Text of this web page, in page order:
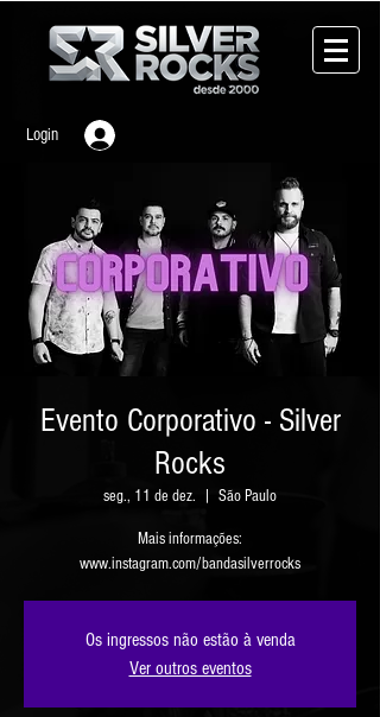
Login
Evento Corporativo - Silver
Rocks
seg., 11 de dez. São Paulo
Mais informações:
www.instagram.com/bandasilverrocks
Os ingressos não estão à venda
Ver outros eventos